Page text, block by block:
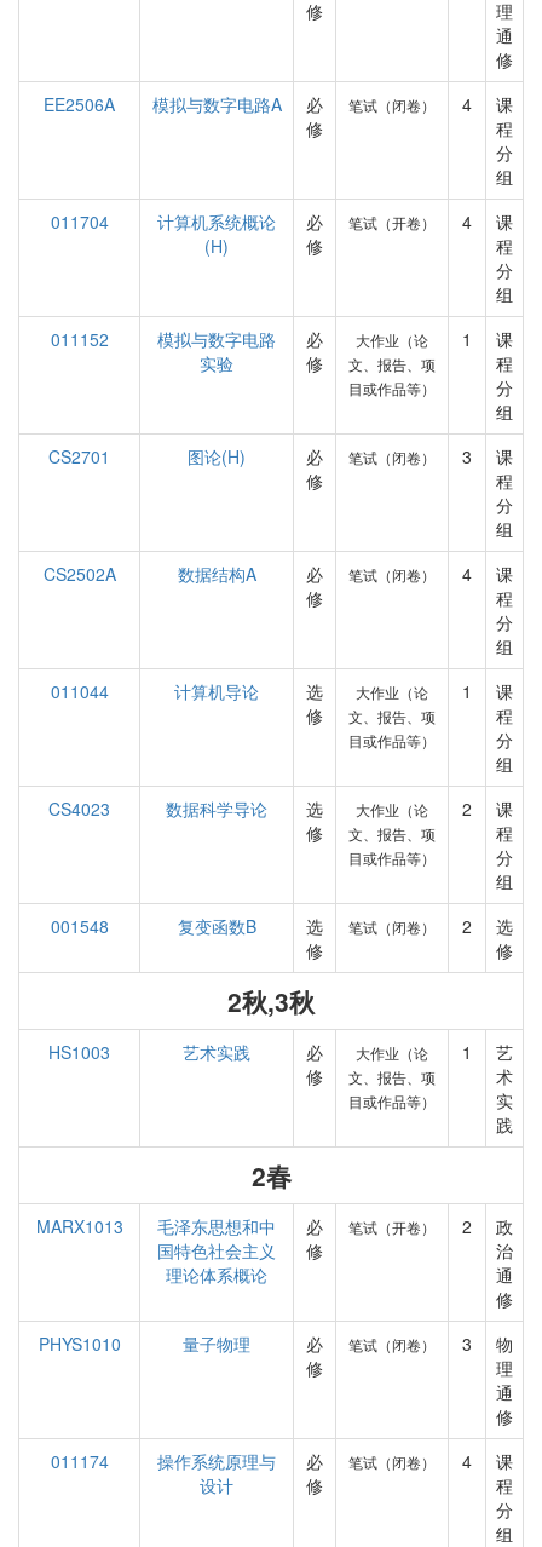
修
理
通
修
EE2506A
模拟与数字电路A
必
修
笔试（闭卷） 4
课
程
分
组
011704
计算机系统概论
(H)
必
修
笔试（开卷） 4
课
程
分
组
011152
模拟与数字电路
实验
必
修
大作业（论
文、报告、项
目或作品等）
1
课
程
分
组
CS2701
图论(H)
必
修
笔试（闭卷） 3
课
程
分
组
CS2502A
数据结构A
必
修
笔试（闭卷） 4
课
程
分
组
011044
计算机导论
选
修
大作业（论
文、报告、项
目或作品等）
1
课
程
分
组
CS4023
数据科学导论
选
修
大作业（论
文、报告、项
目或作品等）
2
课
程
分
组
001548
复变函数B
选
修
笔试（闭卷） 2
选
修
2秋,3秋
HS1003 艺术实践
必
修
大作业（论
文、报告、项
目或作品等）
1
艺
术
实
践
2春
MARX1013
毛泽东思想和中
国特色社会主义
理论体系概论
必
修
笔试（开卷） 2
政
治
通
修
PHYS1010
量子物理
必
修
笔试（闭卷） 3
物
理
通
修
011174
操作系统原理与
设计
必
修
笔试（闭卷） 4
课
程
分
组